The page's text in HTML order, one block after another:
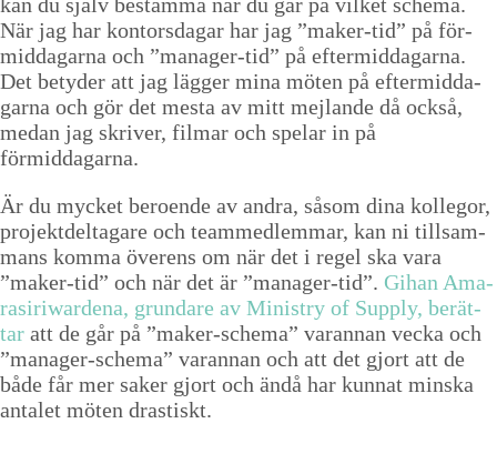
När jag har kon­tors­da­gar har jag ”mak­er-tid” på för­
mid­da­gar­na och ”man­ag­er-tid” på efter­mid­da­gar­na.
Det bety­der att jag läg­ger mina möten på efter­mid­da­
gar­na och gör det mes­ta av mitt mej­lande då ock­så,
medan jag skriv­er, fil­mar och spelar in på
förmiddagarna.
Är du myck­et beroende av andra, såsom dina kol­le­gor,
pro­jek­t­delt­a­gare och teammedlem­mar, kan ni till­sam­
mans kom­ma överens om när det i regel ska vara
”mak­er-tid” och när det är ”man­ag­er-tid”. Gihan Ama­
rasiri­war­de­na, grun­dare av Min­istry of Sup­ply, berät­
tar att de går på ”mak­er-schema” varan­nan vec­ka och
”man­ag­er-schema” varan­nan och att det gjort att de
både får mer sak­er gjort och ändå har kun­nat min­s­ka
antalet möten drastiskt.